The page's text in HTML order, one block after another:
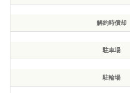
解約時償却
駐車場
駐輪場